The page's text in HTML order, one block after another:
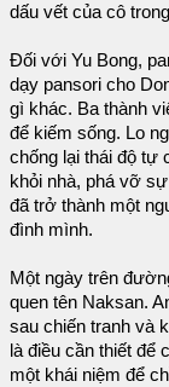
dấu vết của cô
Đối với Yu Bong,
dạy pansori cho
gì khác. Ba thành
để kiếm sống. Lo
chống lại thái độ tự
khỏi nhà, phá vỡ
đã trở thành một
đình mình.
Một ngày trên
quen tên Naksan.
sau chiến tranh và
là điều cần thiết để
một khái niệm để